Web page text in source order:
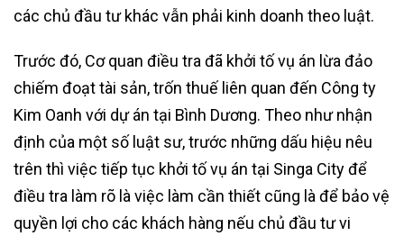
các chủ đầu tư khác vẫn phải kinh doanh theo luật.
Trước đó, Cơ quan điều tra đã khởi tố vụ án lừa đảo
chiếm đoạt tài sản, trốn thuế liên quan đến Công ty
Kim Oanh với dự án tại Bình Dương. Theo như nhận
định của một số luật sư, trước những dấu hiệu nêu
trên thì việc tiếp tục khởi tố vụ án tại Singa City để
điều tra làm rõ là việc làm cần thiết cũng là để bảo vệ
quyền lợi cho các khách hàng nếu chủ đầu tư vi